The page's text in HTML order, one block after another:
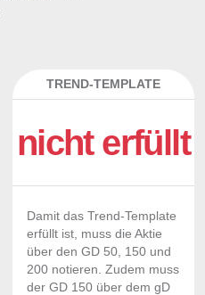
TREND-TEMPLATE
nicht erfüllt
Damit das Trend-Template
erfüllt ist, muss die Aktie
über den GD 50, 150 und
200 notieren. Zudem muss
der GD 150 über dem gD